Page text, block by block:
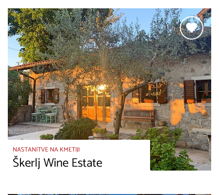
NASTANITVE NA KMETIJI
Škerlj Wine Estate